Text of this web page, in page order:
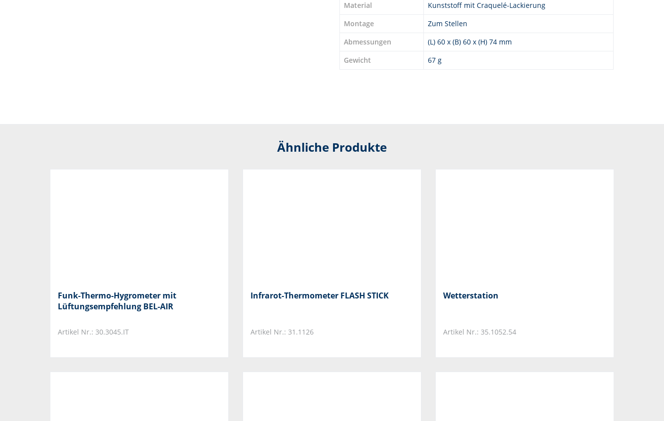
Material
Kunststoff mit Craquelé-Lackierung
Montage
Zum Stellen
Abmessungen
(L) 60 x (B) 60 x (H) 74 mm
Gewicht
67 g
Ähnliche Produkte
Funk-Thermo-Hygrometer mit
Lüftungsempfehlung BEL-AIR
Artikel Nr.: 30.3045.IT
Infrarot-Thermometer FLASH STICK
Artikel Nr.: 31.1126
Wetterstation
Artikel Nr.: 35.1052.54